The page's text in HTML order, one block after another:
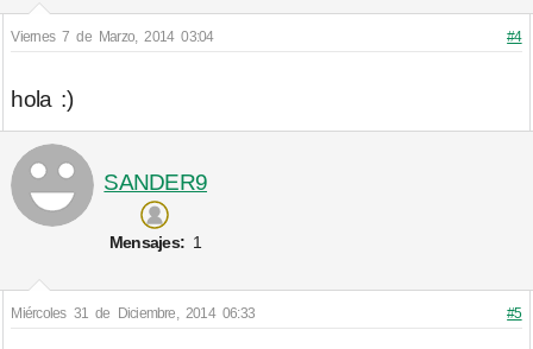
Viernes 7 de Marzo, 2014 03:04 #4
hola :)
SANDER9
Mensajes: 1
Miércoles 31 de Diciembre, 2014 06:33 #5